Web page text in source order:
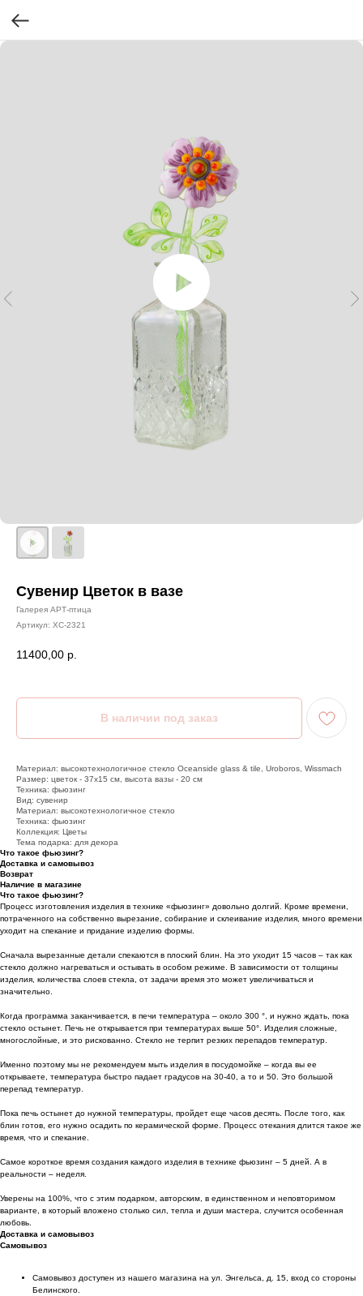
Сувенир Цветок в вазе
Галерея АРТ-птица
Артикул: ХС-2321
11400,00 р.
Материал: высокотехнологичное стекло Oceanside glass & tile, Uroboros, Wissmach
Размер: цветок - 37х15 см, высота вазы - 20 см
Техника: фьюзинг
Вид: сувенир
Материал: высокотехнологичное стекло
Техника: фьюзинг
Коллекция: Цветы
Тема подарка: для декора
Что такое фьюзинг?
Доставка и самовывоз
Возврат
Наличие в магазине
Что такое фьюзинг?
Процесс изготовления изделия в технике «фьюзинг» довольно долгий. Кроме времени,
потраченного на собственно вырезание, собирание и склеивание изделия, много времени
уходит на спекание и придание изделию формы.
Сначала вырезанные детали спекаются в плоский блин. На это уходит 15 часов – так как
стекло должно нагреваться и остывать в особом режиме. В зависимости от толщины
изделия, количества слоев стекла, от задачи время это может увеличиваться и
значительно.
Когда программа заканчивается, в печи температура – около 300 °, и нужно ждать, пока
стекло остынет. Печь не открывается при температурах выше 50°. Изделия сложные,
многослойные, и это рискованно. Стекло не терпит резких перепадов температур.
Именно поэтому мы не рекомендуем мыть изделия в посудомойке – когда вы ее
открываете, температура быстро падает градусов на 30-40, а то и 50. Это большой
перепад температур.
Пока печь остынет до нужной температуры, пройдет еще часов десять. После того, как
блин готов, его нужно осадить по керамической форме. Процесс отекания длится такое же
время, что и спекание.
Самое короткое время создания каждого изделия в технике фьюзинг – 5 дней. А в
реальности – неделя.
Уверены на 100%, что с этим подарком, авторским, в единственном и неповторимом
варианте, в который вложено столько сил, тепла и души мастера, случится особенная
любовь.
Доставка и самовывоз
Самовывоз
Самовывоз доступен из нашего магазина на ул. Энгельса, д. 15, вход со стороны
Белинского.